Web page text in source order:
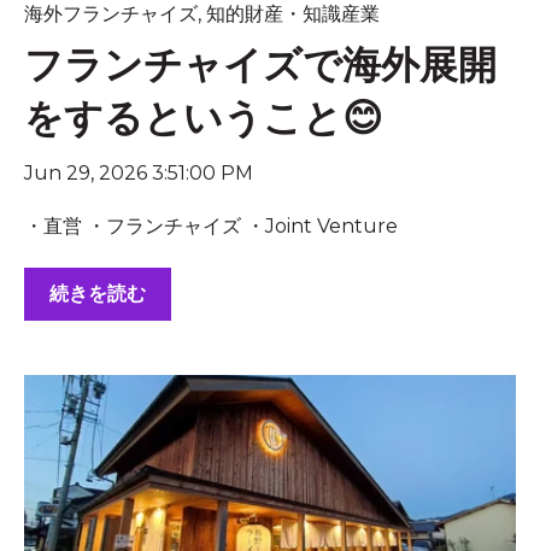
海外フランチャイズ, 知的財産・知識産業
フランチャイズで海外展開
をするということ😊
Jun 29, 2026 3:51:00 PM
・直営 ・フランチャイズ ・Joint Venture
続きを読む